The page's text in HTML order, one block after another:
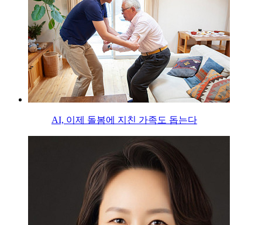
AI, 이제 돌봄에 지친 가족도 돕는다